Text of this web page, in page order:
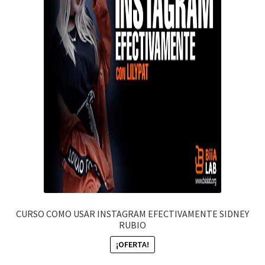
CURSO COMO USAR INSTAGRAM EFECTIVAMENTE SIDNEY
RUBIO
¡OFERTA!